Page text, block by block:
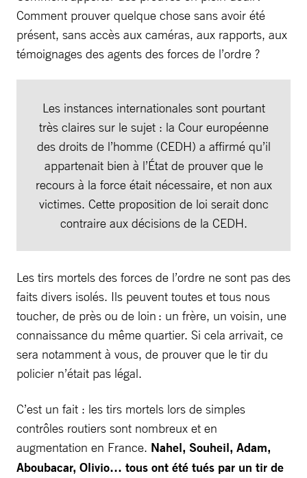
Comment prouver quelque chose sans avoir été
présent, sans accès aux caméras, aux rapports, aux
témoignages des agents des forces de l’ordre ?
Les instances internationales sont pourtant
très claires sur le sujet : la Cour européenne
des droits de l’homme (CEDH) a affirmé qu’il
appartenait bien à l’État de prouver que le
recours à la force était nécessaire, et non aux
victimes. Cette proposition de loi serait donc
contraire aux décisions de la CEDH.
Les tirs mortels des forces de l’ordre ne sont pas des
faits divers isolés. Ils peuvent toutes et tous nous
toucher, de près ou de loin : un frère, un voisin, une
connaissance du même quartier. Si cela arrivait, ce
sera notamment à vous, de prouver que le tir du
policier n’était pas légal.
C’est un fait : les tirs mortels lors de simples
contrôles routiers sont nombreux et en
augmentation en France. Nahel, Souheil, Adam,
Aboubacar, Olivio… tous ont été tués par un tir de